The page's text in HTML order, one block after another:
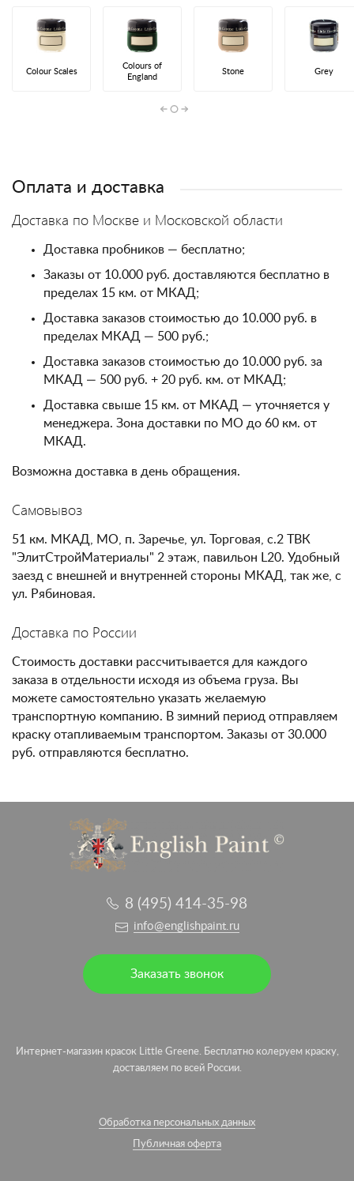
Colour Scales
Colours of
England
Stone Grey
Оплата и доставка
Доставка по Москве и Московской области
Доставка пробников — бесплатно;
Заказы от 10.000 руб. доставляются бесплатно в
пределах 15 км. от МКАД;
Доставка заказов стоимостью до 10.000 руб. в
пределах МКАД — 500 руб.;
Доставка заказов стоимостью до 10.000 руб. за
МКАД — 500 руб. + 20 руб. км. от МКАД;
Доставка свыше 15 км. от МКАД — уточняется у
менеджера. Зона доставки по МО до 60 км. от
МКАД.
Возможна доставка в день обращения.
Самовывоз
51 км. МКАД, МО, п. Заречье, ул. Торговая, с.2 ТВК
"ЭлитСтройМатериалы" 2 этаж, павильон L20. Удобный
заезд с внешней и внутренней стороны МКАД, так же, с
ул. Рябиновая.
Доставка по России
Стоимость доставки рассчитывается для каждого
заказа в отдельности исходя из объема груза. Вы
можете самостоятельно указать желаемую
транспортную компанию. В зимний период отправляем
краску отапливаемым транспортом. Заказы от 30.000
руб. отправляются бесплатно.
8 (495) 414-35-98
info@englishpaint.ru
Заказать звонок
Интернет-магазин красок Little Greene. Бесплатно колеруем краску,
доставляем по всей России.
Обработка персональных данных
Публичная оферта